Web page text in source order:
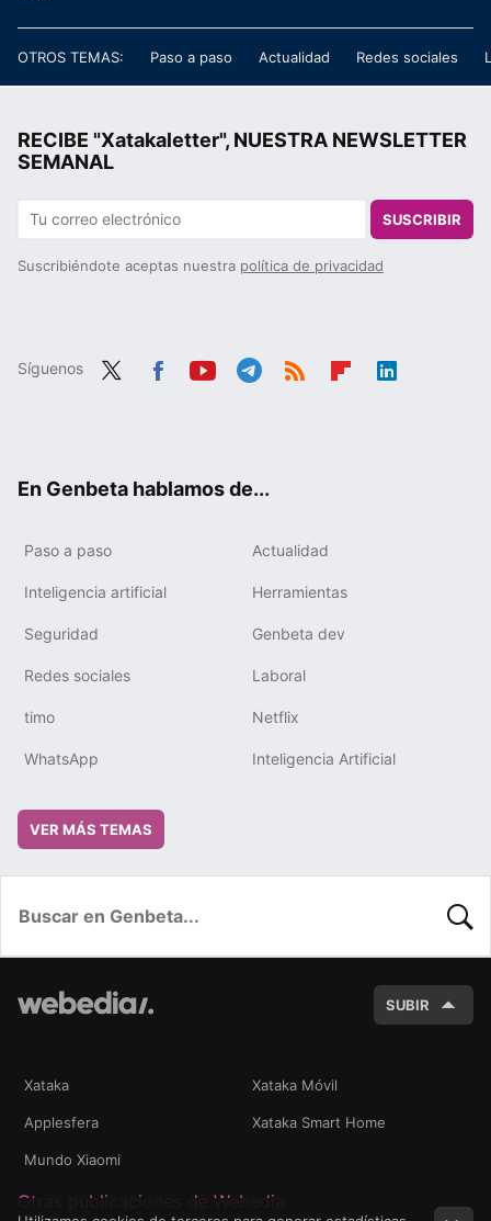
OTROS TEMAS: Paso a paso Actualidad Redes sociales
RECIBE "Xatakaletter", NUESTRA NEWSLETTER
SEMANAL
SUSCRIBIR
Suscribiéndote aceptas nuestra política de privacidad
Síguenos
En Genbeta hablamos de...
Paso a paso Actualidad
Inteligencia artificial Herramientas
Seguridad Genbeta dev
Redes sociales Laboral
timo Netflix
WhatsApp Inteligencia Artificial
VER MÁS TEMAS
SUBIR
Xataka Xataka Móvil
Applesfera Xataka Smart Home
Mundo Xiaomi
Otras publicaciones de Webedia